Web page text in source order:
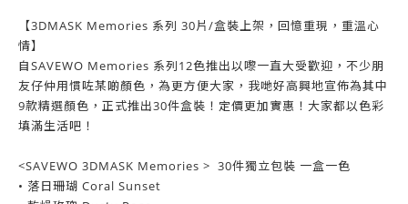
【3DMASK Memories 系列 30片/盒裝上架，回憶重現，重溫心
情】
自SAVEWO Memories 系列12色推出以嚟一直大受歡迎，不少朋
友仔仲用慣咗某啲顏色，為更方便大家，我哋好高興地宣佈為其中
9款精選顏色，正式推出30件盒裝！定價更加實惠！大家都以色彩
填滿生活吧！
<SAVEWO 3DMASK Memories > 30件獨立包裝 一盒一色
• 落日珊瑚 Coral Sunset